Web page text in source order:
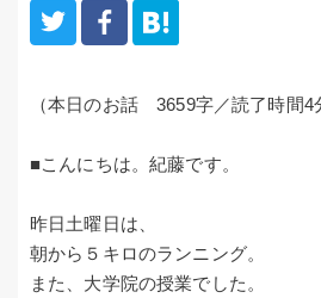
（本日のお話 3659字／読了時間4
■こんにちは。紀藤です。
昨日土曜日は、
朝から５キロのランニング。
また、大学院の授業でした。